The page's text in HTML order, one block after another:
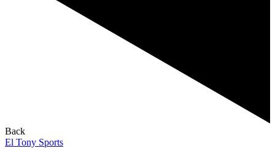
Back
El Tony Sports